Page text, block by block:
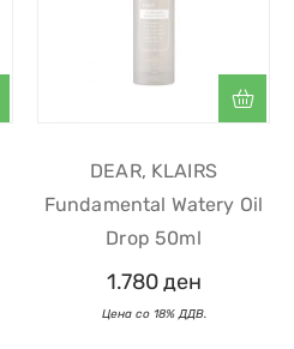
DEAR, KLAIRS
Fundamental Watery Oil
Drop 50ml
1.780ден